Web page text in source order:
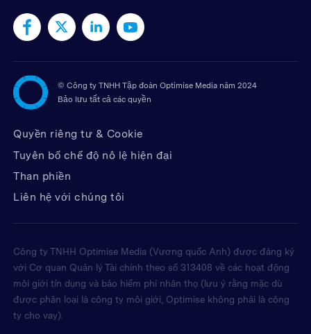
© Công ty TNHH Tập đoàn Optimise Media năm 2024
Bảo lưu tất cả các quyền
Quyền riêng tư & Cookie
Tuyên bố chế độ nô lệ hiện đại
Than phiền
Liên hệ với chúng tôi
Công ty TNHH Optimise Media (Vương quốc Anh) được đăng ký
với Cơ quan Quản lý Tài chính theo số 313408 về các hoạt động
môi giới tín dụng và bảo hiểm phi nhân thọ (lưu ý rằng mặc dù
được phân loại là công ty môi giới, Optimise không phải là công
ty cho vay).